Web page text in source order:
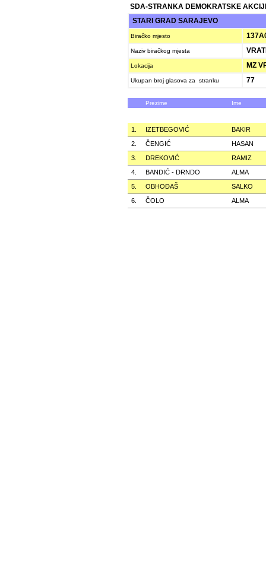
SDA-STRANKA DEMOKRATSKE
STARI GRAD SARAJEVO
Biračko mjesto
Naziv biračkog mjesta
Lokacija MZ
Ukupan broj glasova za stranku 77
Prezime Ime
1. IZETBEGOVIĆ
BAKIR
2.
ČENGIĆ
HASAN
3.
DREKOVIĆ
RAMIZ
4.
BANDIĆ - DRNDO
ALMA
5.
OBHOÐAŠ
SALKO
6.
ČOLO ALMA